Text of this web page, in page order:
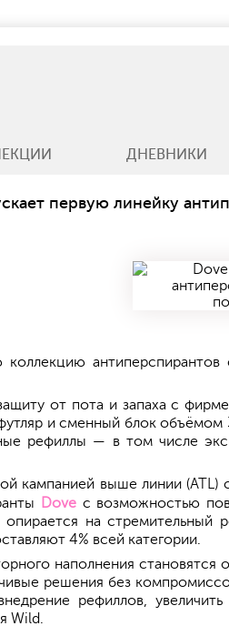
ДНЕВНИКИ
первую линейку
от пота и запаха с
и сменный блок
рефиллы — в том числе
кампанией выше линии
Dove с возможностью
опирается на
4% всей категории.
наполнения становятся
решения без
рефиллов,
Wild.